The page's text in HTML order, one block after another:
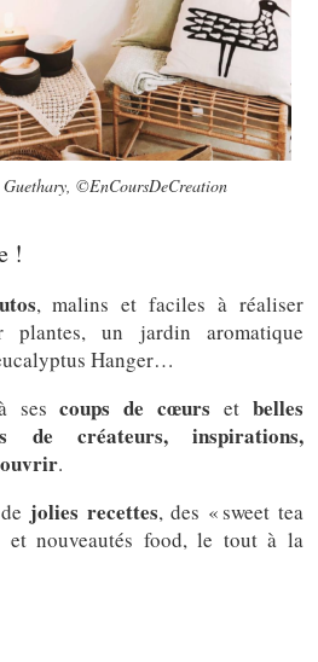
©EnCoursDeCreation
!
, malins et faciles à réaliser
plantes, un jardin aromatique
Hanger…
sescoups de cœurs etbelles
de créateurs, inspirations,
.
jolies recettes, des « sweet tea
et nouveautés food, le tout à la